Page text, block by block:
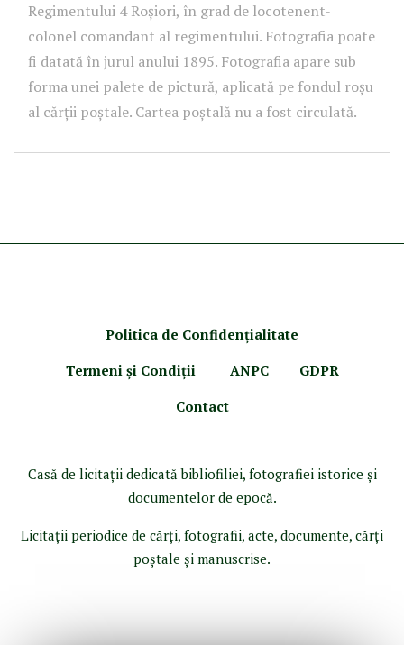
Regimentului 4 Roșiori, în grad de locotenent-
colonel comandant al regimentului. Fotografia poate
fi datată în jurul anului 1895. Fotografia apare sub
forma unei palete de pictură, aplicată pe fondul roșu
al cărții poștale. Cartea poștală nu a fost circulată.
Politica de Confidenţialitate
Termeni şi Condiţii
ANPC
GDPR
Contact
Casă de licitaţii dedicată bibliofiliei, fotografiei istorice şi
documentelor de epocă.
Licitaţii periodice de cărţi, fotografii, acte, documente, cărţi
poştale şi manuscrise.